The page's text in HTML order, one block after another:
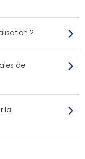
?
de
la